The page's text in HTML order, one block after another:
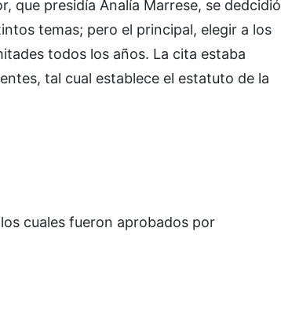
que presidía Analía Marrese, se dedcidió
temas; pero el principal, elegir a los
todos los años. La cita estaba
tal cual establece el estatuto de la
cuales fueron aprobados por